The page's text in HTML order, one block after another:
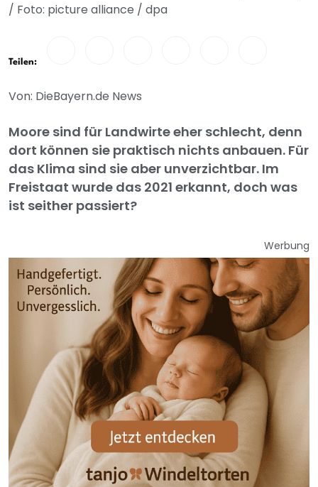
/ Foto: picture alliance / dpa
Teilen:
Von: DieBayern.de News
Moore sind für Landwirte eher schlecht, denn
dort können sie praktisch nichts anbauen. Für
das Klima sind sie aber unverzichtbar. Im
Freistaat wurde das 2021 erkannt, doch was
ist seither passiert?
Werbung